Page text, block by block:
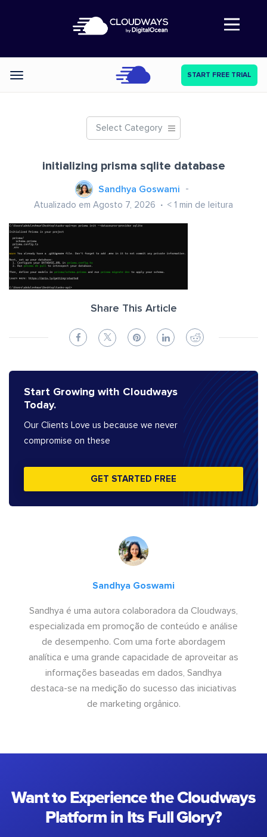
Abre a navegação
Categories START FREE TRIAL
Select Category
initializing prisma sqlite database
Sandhya Goswami
Atualizado em Agosto 7, 2026 < 1 min de leitura
Share This Article
Start Growing with Cloudways
Today.
Our Clients Love us because we never
compromise on these
GET STARTED FREE
Sandhya Goswami
Sandhya é uma autora colaboradora da Cloudways,
especializada em promoção de conteúdo e análise
de desempenho. Com uma forte abordagem
analítica e uma grande capacidade de aproveitar as
informações baseadas em dados, Sandhya
destaca-se na medição do sucesso das iniciativas
de marketing orgânico.
Want to Experience the Cloudways
Platform in Its Full Glory?